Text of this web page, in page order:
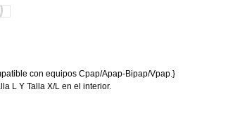
con equipos Cpap/Apap-Bipap/Vpap.}
L Y Talla X/L en el interior.